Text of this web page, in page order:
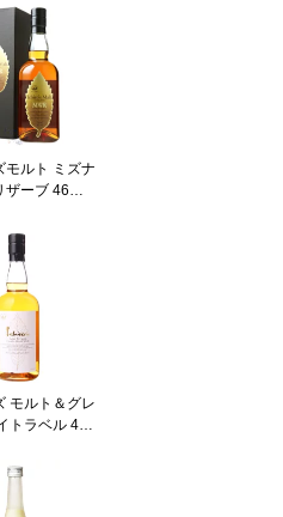
モルト ミズナ
ーブ 46度 7
ンチャーウ
父蒸溜所
モルト＆グレ
トラベル 46
ンチャーウイ
蒸溜所